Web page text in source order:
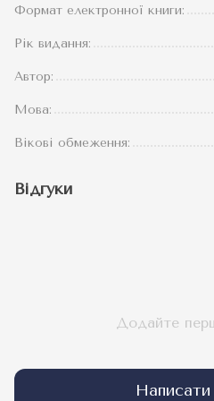
Формат електронної книги:
Рік видання:
Автор:
Мова:
Вікові обмеження:
Відгуки
Додайте
Написати